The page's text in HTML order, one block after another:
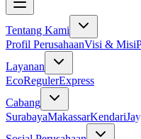
Tentang Kami
Profil PerusahaanVisi & Misi
Layanan
EcoRegulerExpress
Cabang
SurabayaMakassarKendari